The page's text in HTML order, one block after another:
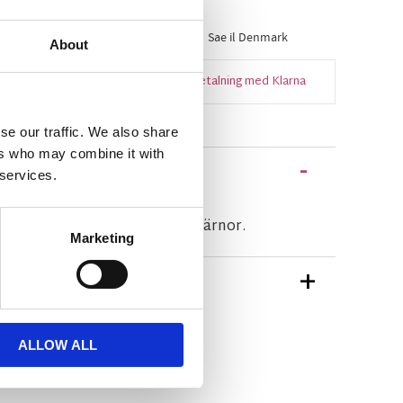
About
our traffic. We also share
who may combine it with
Marketing
ALLOW ALL
Artikelnr Sae il Denmark
Enkel betalning med Klarna
med handtag och små stjärnor.
il Denmark